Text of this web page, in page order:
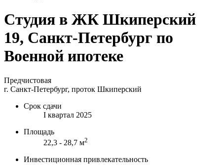
Студия в ЖК Шкиперский
19, Санкт-Петербург по
Военной ипотеке
Предчистовая
г. Санкт-Петербург, проток Шкиперский
Срок сдачи
I квартал 2025
Площадь
22,3 - 28,7 м2
Инвестиционная привлекательность